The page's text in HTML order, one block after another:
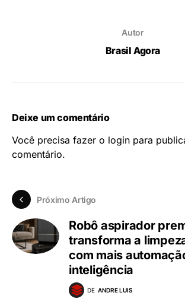
Autor
Brasil Agora
Deixe um comentário
Você precisa fazer o login para
comentário.
Próximo Artigo
Robô aspirador
transforma a
com mais
inteligência
DE ANDRE LUIS